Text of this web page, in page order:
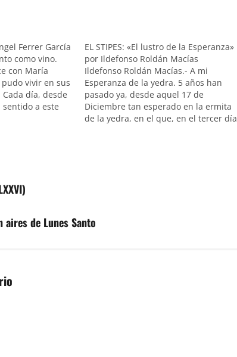
Ferrer García
como vino.
con María
vivir en sus
día, desde
a este
EL STIPES: «El lustro de la Esperanza»
por Ildefonso Roldán Macías
Ildefonso Roldán Macías.- A mi
Esperanza de la yedra. 5 años han
pasado ya, desde aquel 17 de
Diciembre tan esperado en la ermita
de la yedra, en el que, en el tercer día
aires de Lunes Santo